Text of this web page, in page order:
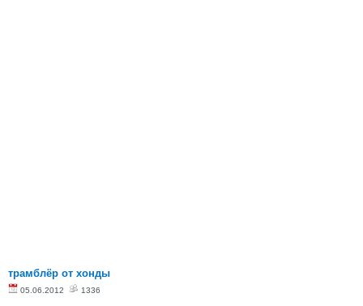
трамблёр от хонды
05.06.2012 1336